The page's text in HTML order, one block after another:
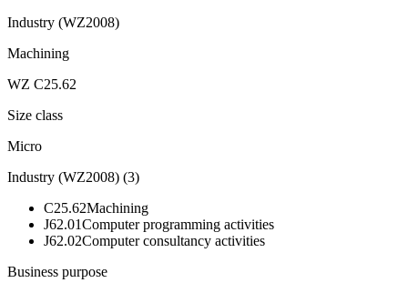
Industry (WZ2008)
Machining
WZ C25.62
Size class
Micro
Industry (WZ2008) (3)
C25.62Machining
J62.01Computer programming activities
J62.02Computer consultancy activities
Business purpose